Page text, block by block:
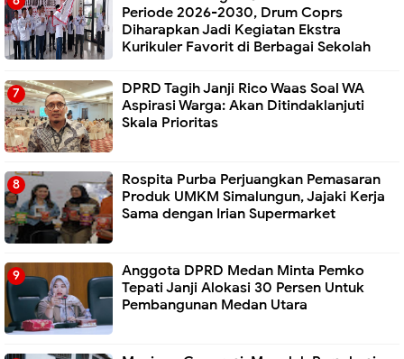
Periode 2026-2030, Drum Coprs
Diharapkan Jadi Kegiatan Ekstra
Kurikuler Favorit di Berbagai Sekolah
DPRD Tagih Janji Rico Waas Soal WA
Aspirasi Warga: Akan Ditindaklanjuti
Skala Prioritas
Rospita Purba Perjuangkan Pemasaran
Produk UMKM Simalungun, Jajaki Kerja
Sama dengan Irian Supermarket
Anggota DPRD Medan Minta Pemko
Tepati Janji Alokasi 30 Persen Untuk
Pembangunan Medan Utara